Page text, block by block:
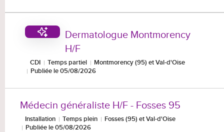
Dermatologue Montmorency
H/F
CDI Temps partiel
Montmorency (95) et Val-d'Oise
Publiée le 05/08/2026
Médecin généraliste H/F - Fosses 95
Installation Temps plein
Fosses (95) et Val-d'Oise
Publiée le 05/08/2026